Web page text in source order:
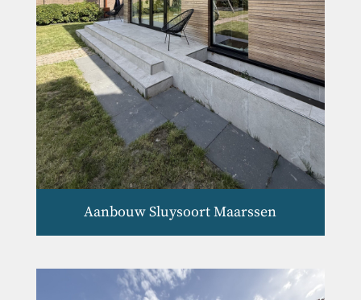
Aanbouw Sluysoort Maarssen